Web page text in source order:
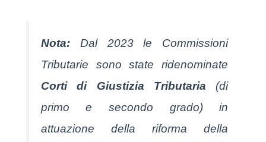
Nota:Dal 2023 le Commissioni
Tributarie sono state ridenominate
Corti di Giustizia Tributaria (di
primo e secondo grado) in
attuazione della riforma della